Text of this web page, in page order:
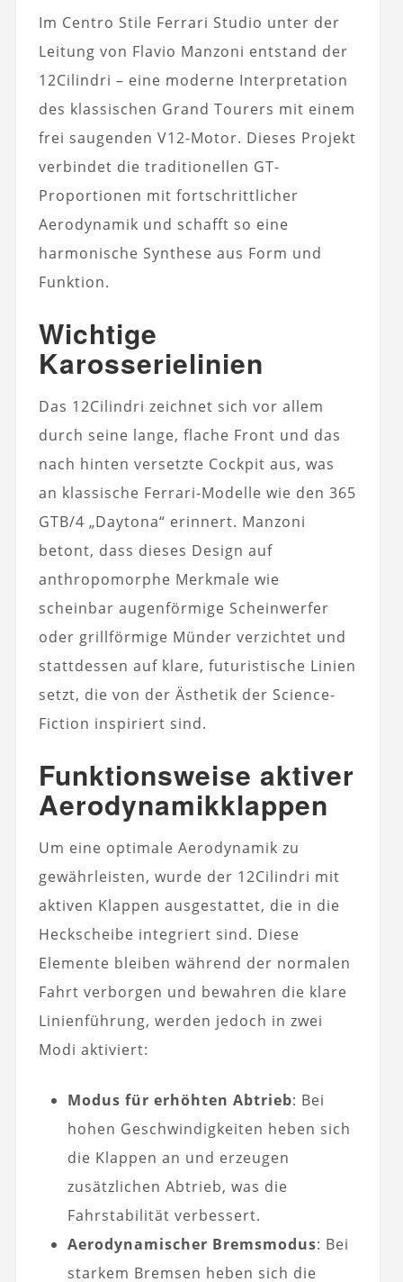
Im Centro Stile Ferrari Studio unter der
Leitung von Flavio Manzoni entstand der
12Cilindri – eine moderne Interpretation
des klassischen Grand Tourers mit einem
frei saugenden V12-Motor. Dieses Projekt
verbindet die traditionellen GT-
Proportionen mit fortschrittlicher
Aerodynamik und schafft so eine
harmonische Synthese aus Form und
Funktion.
Wichtige
Karosserielinien
Das 12Cilindri zeichnet sich vor allem
durch seine lange, flache Front und das
nach hinten versetzte Cockpit aus, was
an klassische Ferrari-Modelle wie den 365
GTB/4 „Daytona“ erinnert. Manzoni
betont, dass dieses Design auf
anthropomorphe Merkmale wie
scheinbar augenförmige Scheinwerfer
oder grillförmige Münder verzichtet und
stattdessen auf klare, futuristische Linien
setzt, die von der Ästhetik der Science-
Fiction inspiriert sind.
Funktionsweise aktiver
Aerodynamikklappen
Um eine optimale Aerodynamik zu
gewährleisten, wurde der 12Cilindri mit
aktiven Klappen ausgestattet, die in die
Heckscheibe integriert sind. Diese
Elemente bleiben während der normalen
Fahrt verborgen und bewahren die klare
Linienführung, werden jedoch in zwei
Modi aktiviert:
Modus für erhöhten Abtrieb: Bei
hohen Geschwindigkeiten heben sich
die Klappen an und erzeugen
zusätzlichen Abtrieb, was die
Fahrstabilität verbessert.
Aerodynamischer Bremsmodus: Bei
starkem Bremsen heben sich die